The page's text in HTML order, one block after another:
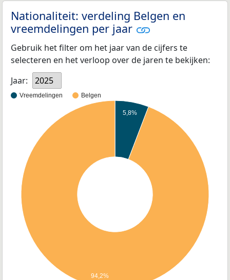
Nationaliteit: verdeling Belgen en
vreemdelingen per jaar
Gebruik het filter om het jaar van de cijfers te
selecteren en het verloop over de jaren te bekijken:
Jaar:
2025
Vreemdelingen Belgen
5,8%
94,2%